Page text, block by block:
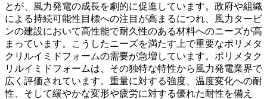
とが、風力発電の成長を劇的に促進しています。政府や組織
による持続可能性目標への注目が高まるにつれ、風力タービ
ンの建設において高性能で耐久性のある材料へのニーズが高
まっています。こうしたニーズを満たす上で重要なポリメタ
クリルイミドフォームの需要が急増しています。ポリメタク
リルイミドフォームは、その独特な特性から風力発電業界で
広く評価されています。重量に対する強度、温度変化への耐
性、そして緩やかな変形や疲労に対する優れた耐性を備え